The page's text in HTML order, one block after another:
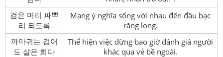
검은 머리 파뿌
리 되도록
Mang ý nghĩa sống với nhau đến đầu bạc
răng long.
까마귀는 검어
도 살은 희다
Thể hiện việc đừng bao giờ đánh giá người
khác qua vẻ bề ngoài.